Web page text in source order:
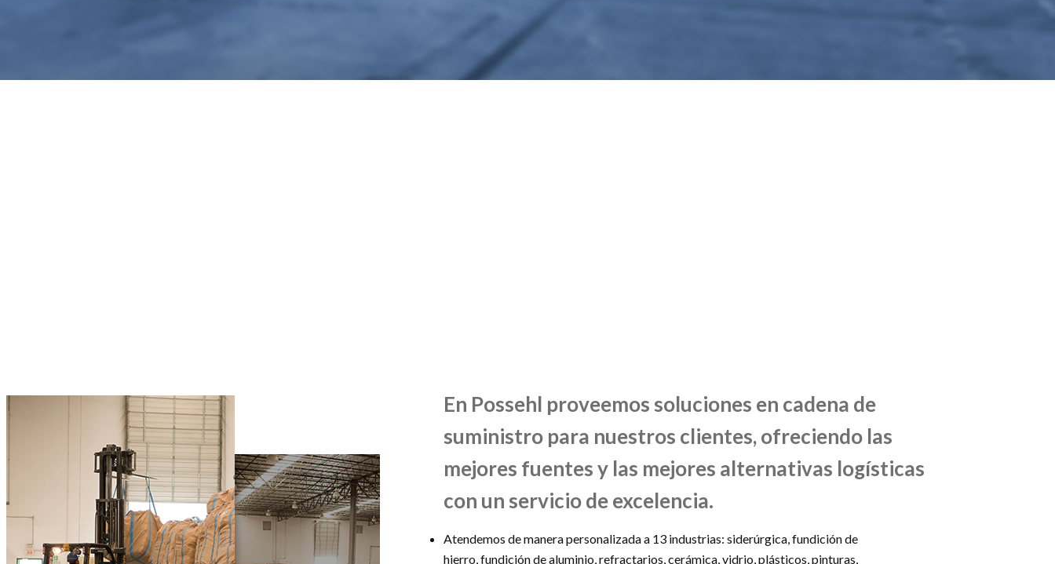
En Possehl proveemos soluciones en cadena de
suministro para nuestros clientes, ofreciendo las
mejores fuentes y las mejores alternativas logísticas
con un servicio de excelencia.
Atendemos de manera personalizada a 13 industrias:siderúrgica, fundición de
hierro, fundición de aluminio, refractarios, cerámica, vidrio, plásticos, pinturas,